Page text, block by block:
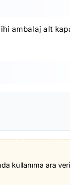
ambalaj alt
kullanıma ara